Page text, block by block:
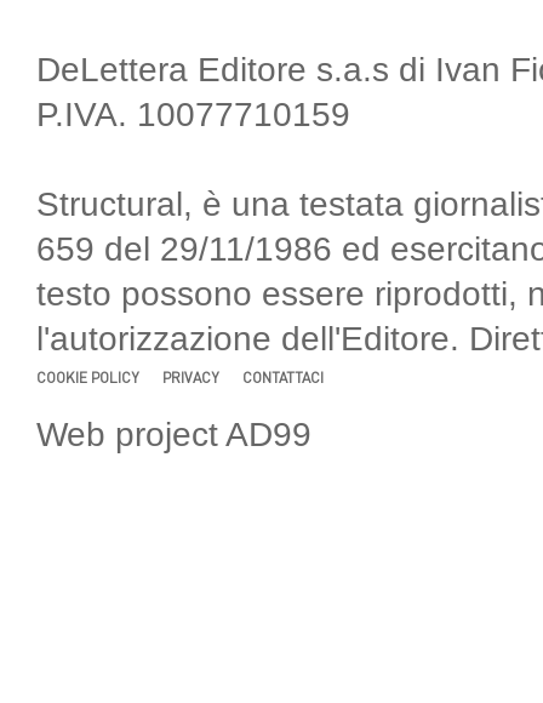
DeLettera Editore s.a.s di Ivan
P.IVA. 10077710159
Structural, è una testata
659 del 29/11/1986 ed
testo possono essere riprodotti,
l'autorizzazione dell'Editore.
COOKIE POLICY PRIVACY CONTATTACI
Web project AD99